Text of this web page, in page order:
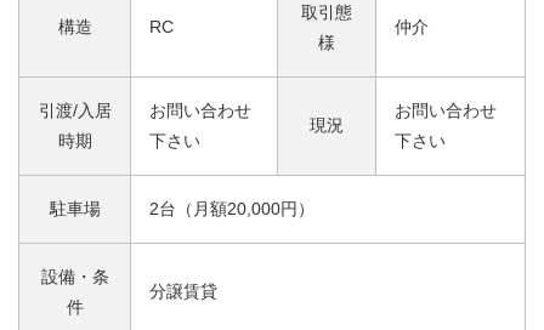
構造 RC
取引態
様
仲介
引渡/入居
時期
お問い合わせ
下さい
現況
お問い合わせ
下さい
駐車場 2台（月額20,000円）
設備・条
件
分譲賃貸